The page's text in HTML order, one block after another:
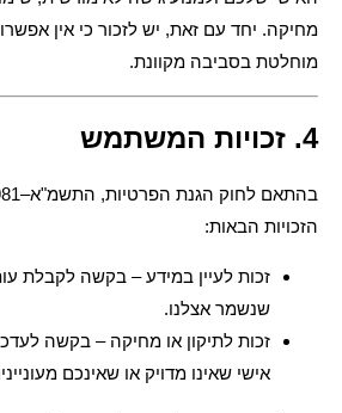
מחיקה. יחד עם זאת, יש לזכור כי אין
מוחלטת בסביבה מקוונת.
4. זכויות המשתמש
הזכויות הבאות:
זכות לעיין במידע – בקשה לקבלת
שנשמר אצלנו.
זכות לתיקון או מחיקה – בקשה
אישי שאינו מדויק או שאינכם